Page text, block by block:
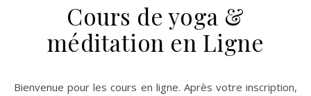
Cours de yoga &
méditation en Ligne
Bienvenue pour les cours en ligne. Après votre inscription,